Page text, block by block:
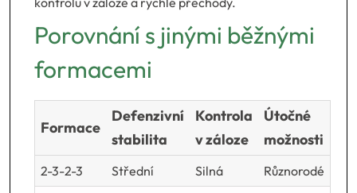
Porovnání s jinými běžnými
formacemi
Formace
Defenzivní
stabilita
Kontrola
v záloze
Útočné
možnosti
2-3-2-3 Střední Silná
Různorodé